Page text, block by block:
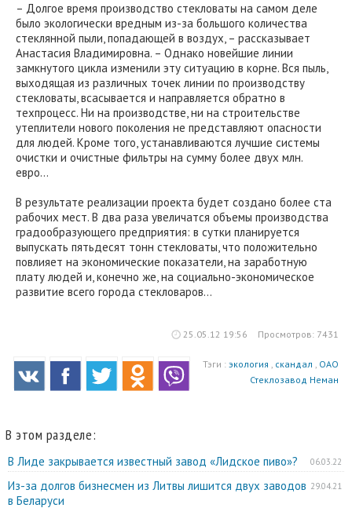
– Долгое время производство стекловаты на самом деле
было экологически вредным из-за большого количества
стеклянной пыли, попадающей в воздух, – рассказывает
Анастасия Владимировна. – Однако новейшие линии
замкнутого цикла изменили эту ситуацию в корне. Вся пыль,
выходящая из различных точек линии по производству
стекловаты, всасывается и направляется обратно в
техпроцесс. Ни на производстве, ни на строительстве
утеплители нового поколения не представляют опасности
для людей. Кроме того, устанавливаются лучшие системы
очистки и очистные фильтры на сумму более двух млн.
евро…
В результате реализации проекта будет создано более ста
рабочих мест. В два раза увеличатся объемы производства
градообразующего предприятия: в сутки планируется
выпускать пятьдесят тонн стекловаты, что положительно
повлияет на экономические показатели, на заработную
плату людей и, конечно же, на социально-экономическое
развитие всего города стекловаров…
25.05.12 19:56 Просмотров: 7431
Тэги : экология , скандал , ОАО
Стеклозавод Неман
В этом разделе:
06.03.22
В Лиде закрывается известный завод «Лидское пиво»?
29.04.21
Из-за долгов бизнесмен из Литвы лишится двух заводов
в Беларуси